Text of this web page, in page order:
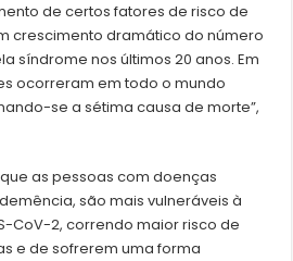
de certos fatores de risco de
crescimento dramático do número
síndrome nos últimos 20 anos. Em
ocorreram em todo o mundo
se a sétima causa de morte”,
as pessoas com doenças
são mais vulneráveis à
CoV-2, correndo maior risco de
e de sofrerem uma forma